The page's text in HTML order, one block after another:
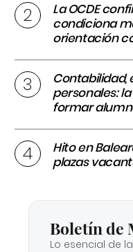
La OCDE
condiciona
orientación
Contabilidad,
personales:
formar
Hito en
plazas
Boletín de
Lo esencial de